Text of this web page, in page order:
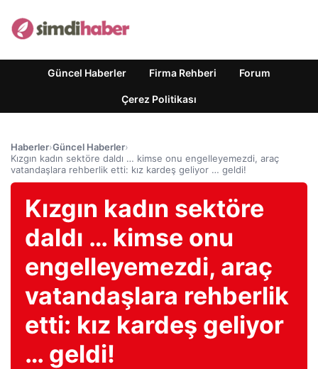
Güncel Haberler Firma Rehberi Forum
Çerez Politikası
Haberler›Güncel Haberler›
Kızgın kadın sektöre daldı … kimse onu engelleyemezdi, araç
vatandaşlara rehberlik etti: kız kardeş geliyor … geldi!
Kızgın kadın sektöre
daldı … kimse onu
engelleyemezdi, araç
vatandaşlara rehberlik
etti: kız kardeş geliyor
… geldi!